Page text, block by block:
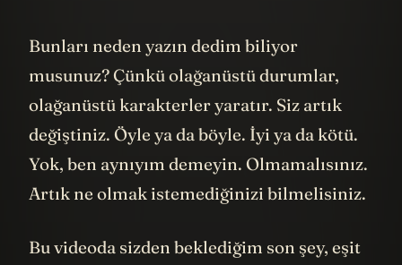
Bunları neden yazın dedim biliyor
musunuz? Çünkü olağanüstü durumlar,
olağanüstü karakterler yaratır. Siz artık
değiştiniz. Öyle ya da böyle. İyi ya da kötü.
Yok, ben aynıyım demeyin. Olmamalısınız.
Artık ne olmak istemediğinizi bilmelisiniz.
Bu videoda sizden beklediğim son şey, eşit